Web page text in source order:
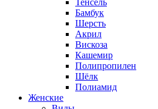
Бамбук
Шерсть
Акрил
Вискоза
Кашемир
Полипропилен
Шёлк
Полиамид
Женские